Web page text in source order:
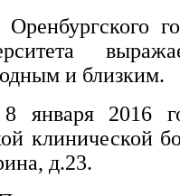
и близким.
8 января 2016
клинической
д.23.